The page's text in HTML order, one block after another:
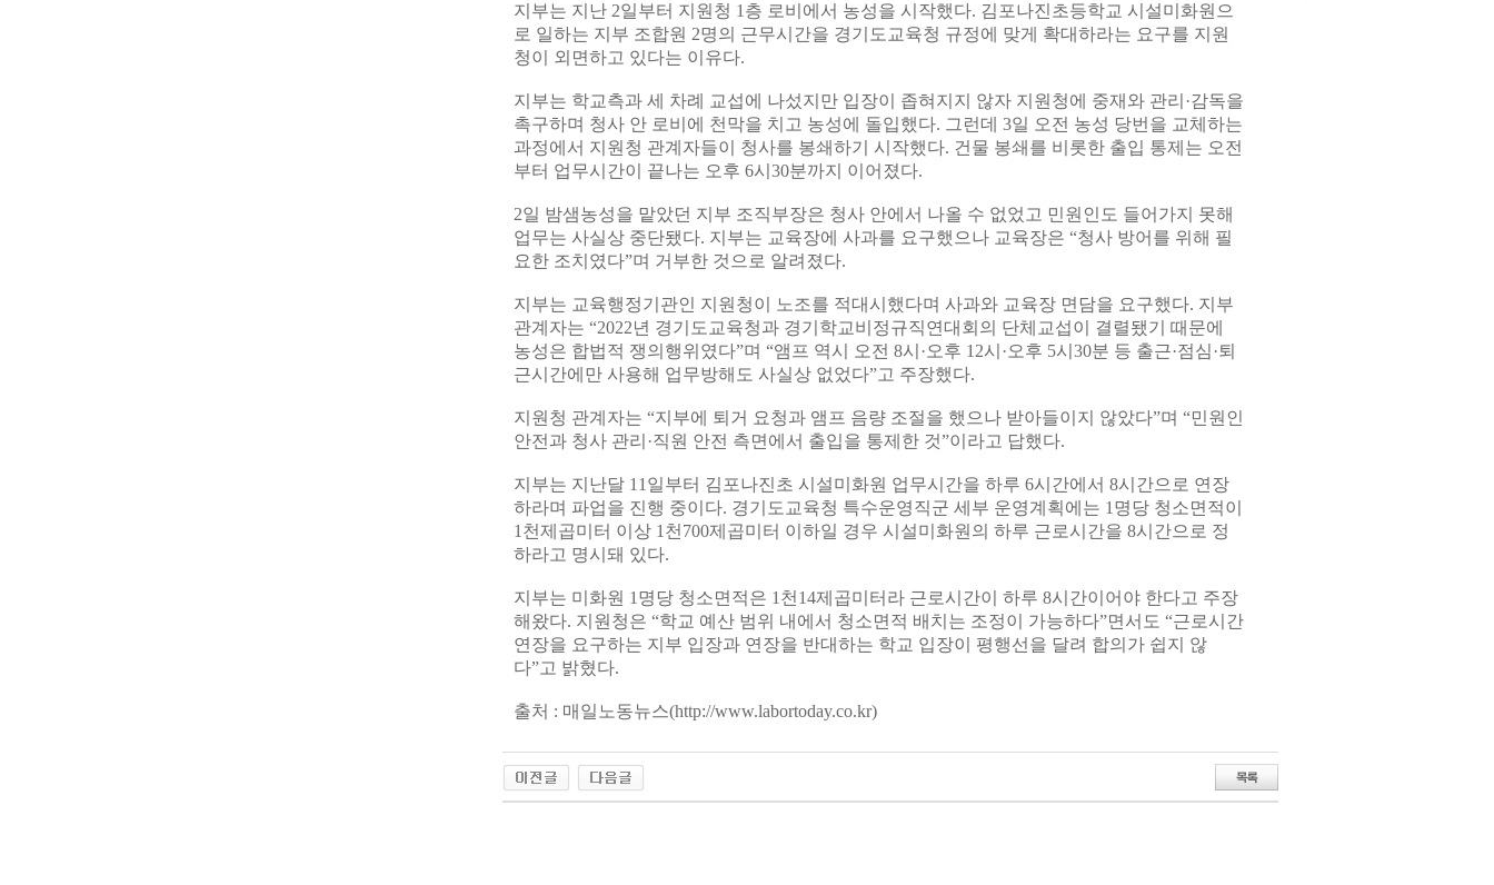
지부는 지난 2일부터 지원청 1층 로비에서 농성을 시작했다. 김포나진초등학교 시설미화원으
로 일하는 지부 조합원 2명의 근무시간을 경기도교육청 규정에 맞게 확대하라는 요구를 지원
청이 외면하고 있다는 이유다.
지부는 학교측과 세 차례 교섭에 나섰지만 입장이 좁혀지지 않자 지원청에 중재와 관리·감독을
촉구하며 청사 안 로비에 천막을 치고 농성에 돌입했다. 그런데 3일 오전 농성 당번을 교체하는
과정에서 지원청 관계자들이 청사를 봉쇄하기 시작했다. 건물 봉쇄를 비롯한 출입 통제는 오전
부터 업무시간이 끝나는 오후 6시30분까지 이어졌다.
2일 밤샘농성을 맡았던 지부 조직부장은 청사 안에서 나올 수 없었고 민원인도 들어가지 못해
업무는 사실상 중단됐다. 지부는 교육장에 사과를 요구했으나 교육장은 “청사 방어를 위해 필
요한 조치였다”며 거부한 것으로 알려졌다.
지부는 교육행정기관인 지원청이 노조를 적대시했다며 사과와 교육장 면담을 요구했다. 지부
관계자는 “2022년 경기도교육청과 경기학교비정규직연대회의 단체교섭이 결렬됐기 때문에
농성은 합법적 쟁의행위였다”며 “앰프 역시 오전 8시·오후 12시·오후 5시30분 등 출근·점심·퇴
근시간에만 사용해 업무방해도 사실상 없었다”고 주장했다.
지원청 관계자는 “지부에 퇴거 요청과 앰프 음량 조절을 했으나 받아들이지 않았다”며 “민원인
안전과 청사 관리·직원 안전 측면에서 출입을 통제한 것”이라고 답했다.
지부는 지난달 11일부터 김포나진초 시설미화원 업무시간을 하루 6시간에서 8시간으로 연장
하라며 파업을 진행 중이다. 경기도교육청 특수운영직군 세부 운영계획에는 1명당 청소면적이
1천제곱미터 이상 1천700제곱미터 이하일 경우 시설미화원의 하루 근로시간을 8시간으로 정
하라고 명시돼 있다.
지부는 미화원 1명당 청소면적은 1천14제곱미터라 근로시간이 하루 8시간이어야 한다고 주장
해왔다. 지원청은 “학교 예산 범위 내에서 청소면적 배치는 조정이 가능하다”면서도 “근로시간
연장을 요구하는 지부 입장과 연장을 반대하는 학교 입장이 평행선을 달려 합의가 쉽지 않
다”고 밝혔다.
출처 : 매일노동뉴스(http://www.labortoday.co.kr)